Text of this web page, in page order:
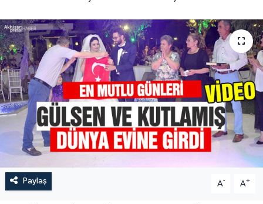
Paylaş A- A+
Magazin
Duyurular
Kadın
Teknoloji
Yerel Haber
Akhisar Emlak
Ülke
Etiketler
Duyurular
Tarım-Gıda
Sektörel
Röportaj
Dünya
Yaşam